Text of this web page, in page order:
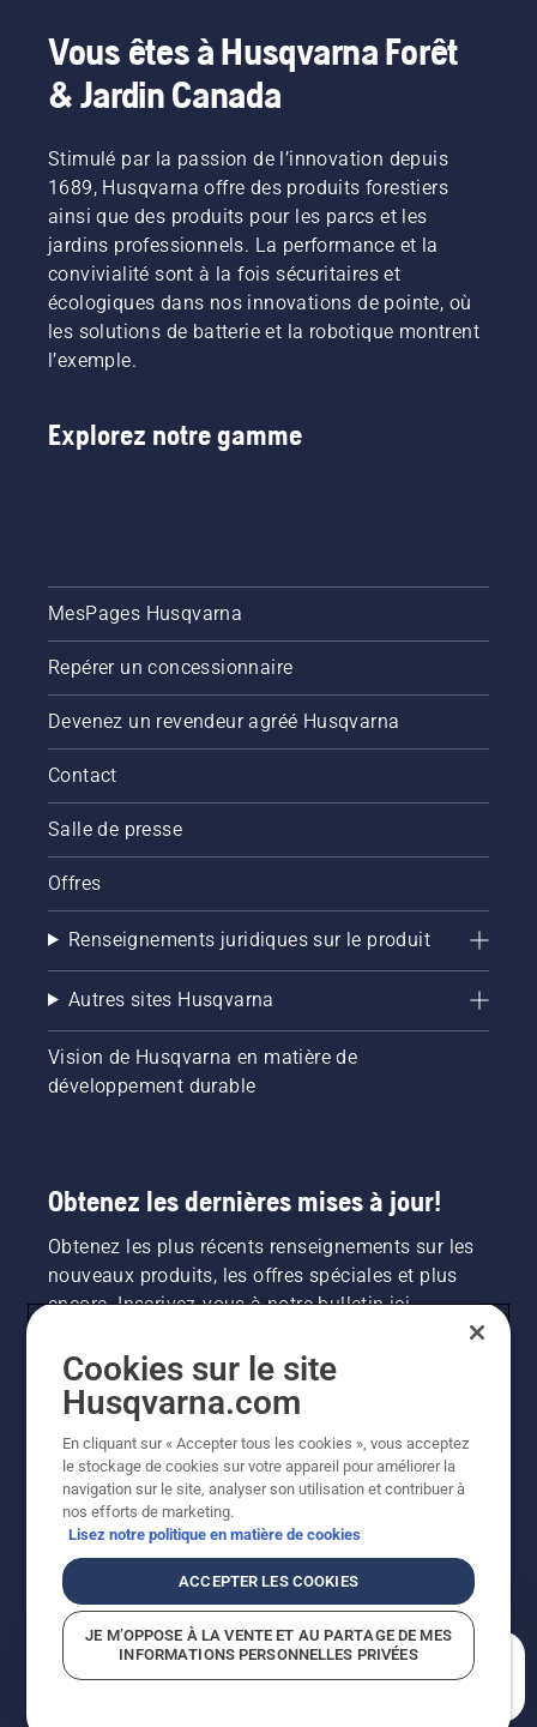
Vous êtes à Husqvarna Forêt
& Jardin Canada
Stimulé par la passion de l’innovation depuis
1689, Husqvarna offre des produits forestiers
ainsi que des produits pour les parcs et les
jardins professionnels. La performance et la
convivialité sont à la fois sécuritaires et
écologiques dans nos innovations de pointe, où
les solutions de batterie et la robotique montrent
l’exemple.
Explorez notre gamme
MesPages Husqvarna
Repérer un concessionnaire
Devenez un revendeur agréé Husqvarna
Contact
Salle de presse
Offres
Renseignements juridiques sur le produit
Autres sites Husqvarna
Vision de Husqvarna en matière de
développement durable
Obtenez les dernières mises à jour!
Obtenez les plus récents renseignements sur les
nouveaux produits, les offres spéciales et plus
encore. Inscrivez-vous à notre bulletin ici.
INSCRIPTION À LA NEWSLETTER
l'amélioration continue, le produit peut légèrement
varier par rapport aux images, mais la fonctionnalité de
Cookies sur le site
Husqvarna.com
En cliquant sur « Accepter tous les cookies », vous acceptez
le stockage de cookies sur votre appareil pour améliorer la
navigation sur le site, analyser son utilisation et contribuer à
nos efforts de marketing.
Lisez notre politique en matière de cookies
ACCEPTER LES COOKIES
JE M’OPPOSE À LA VENTE ET AU PARTAGE DE MES
INFORMATIONS PERSONNELLES PRIVÉES
En quoi pouvons-nous vous aider?